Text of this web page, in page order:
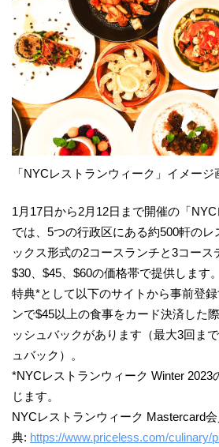
「NYCレストランウィーク」イメージ
1月17日から2月12日まで開催の「NYC
では、5つの行政区にある約500軒のレ
ックス形式の2コースランチと3コース
$30、$45、$60の価格帯で提供します
特典*として以下のサイトから事前登
ンで$45以上の食事をカード決済した
ッシュバックがあります（最大3回ま
ュバック）。
*NYCレストランウィーク Winter 2023
じます。
NYCレストランウィーク Mastercard
典: https://www.priceless.com/culinary/